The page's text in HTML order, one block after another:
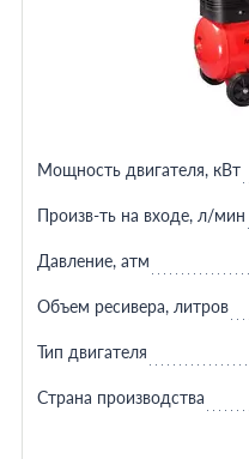
Мощность двигателя, кВт
Произв-ть на входе, л/мин
Давление, атм
Объем ресивера, литров
Тип двигателя
Страна производства